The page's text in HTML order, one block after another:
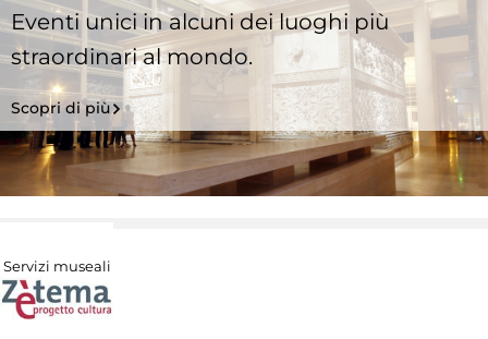
Eventi unici in alcuni dei luoghi più
straordinari al mondo.
Scopri di più
Servizi museali